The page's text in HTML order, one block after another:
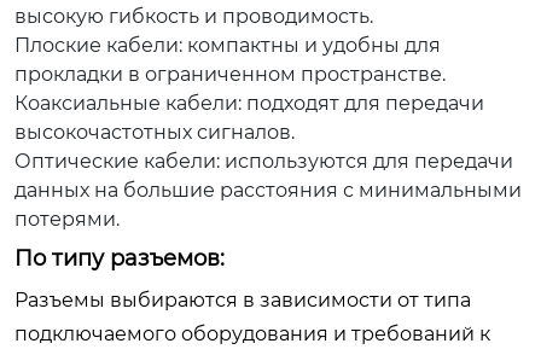
высокую гибкость и проводимость.
Плоские кабели: компактны и удобны для
прокладки в ограниченном пространстве.
Коаксиальные кабели: подходят для передачи
высокочастотных сигналов.
Оптические кабели: используются для передачи
данных на большие расстояния с минимальными
потерями.
По типу разъемов:
Разъемы выбираются в зависимости от типа
подключаемого оборудования и требований к